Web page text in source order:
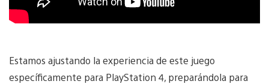
Estamos ajustando la experiencia de este juego
específicamente para PlayStation 4, preparándola para